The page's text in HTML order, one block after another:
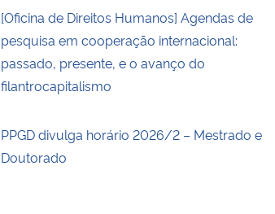
[Oficina de Direitos Humanos] Agendas de
pesquisa em cooperação internacional:
passado, presente, e o avanço do
filantrocapitalismo
PPGD divulga horário 2026/2 – Mestrado e
Doutorado